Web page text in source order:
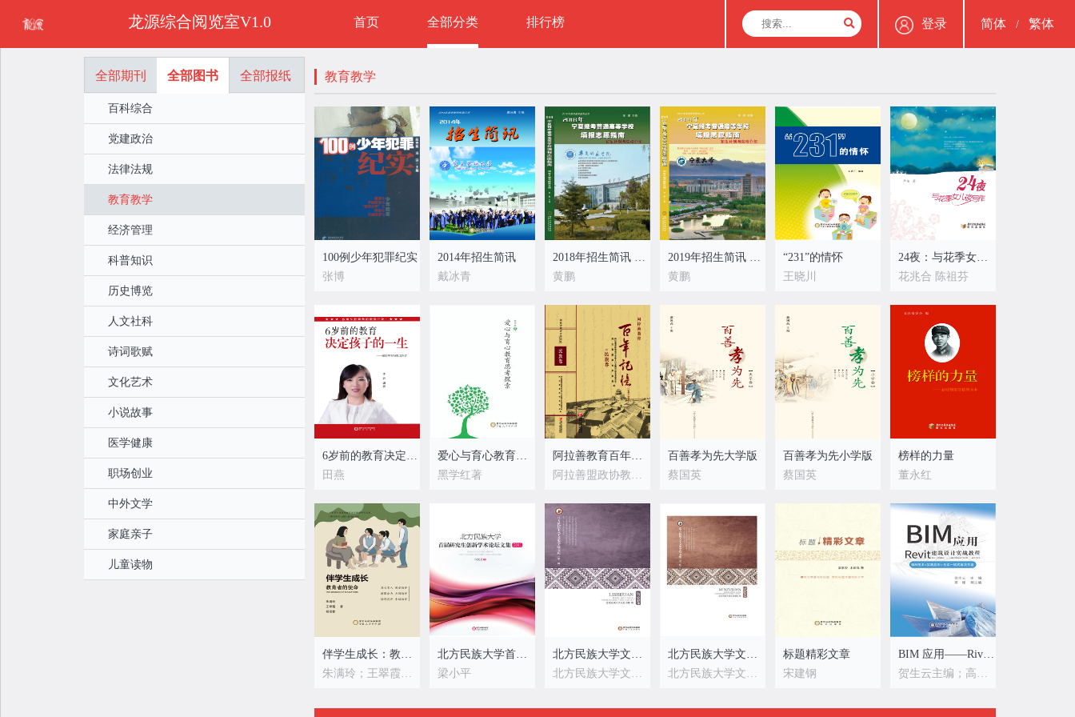
龙源综合阅览室V1.0 首页 全部分类 排行榜 登录 简体 / 繁体
全部期刊 全部图书 全部报纸
百科综合
党建政治
法律法规
教育教学
经济管理
科普知识
历史博览
人文社科
诗词歌赋
文化艺术
小说故事
医学健康
职场创业
中外文学
家庭亲子
儿童读物
教育教学
100例少年犯罪纪实
张博
2014年招生简讯
戴冰青
2018年招生简讯 填报志愿指南(两册)
黄鹏
2019年招生简讯 2019招生指南
黄鹏
“231”的情怀
王晓川
24夜：与花季女儿谈写作
花兆合 陈祖芬
6岁前的教育决定孩子的一生
田燕
爱心与育心教育思考探索
黑学红著
阿拉善教育百年记忆（1882～2010)共4卷
阿拉善盟政协教卫文体人口发展计划生育委员会 阿拉善盟教育体育局 编
百善孝为先大学版
蔡国英
百善孝为先小学版
蔡国英
榜样的力量
董永红
伴学生成长：教育者的使命
朱满玲；王翠霞；杨佰智
北方民族大学首届研究生创新学术论坛文集
梁小平
北方民族大学文史学院文库（第一辑）·历史卷
北方民族大学文史学院
北方民族大学文史学院文库（第一辑）·民族卷
北方民族大学文史学院编
标题精彩文章
宋建钢
BIM 应用——Rivet 建筑设计实战教程
贺生云主编；高媛副主编